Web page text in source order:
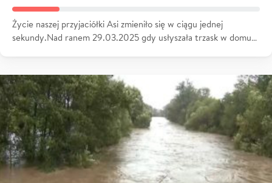
Życie naszej przyjaciółki Asi zmieniło się w ciągu jednej
sekundy.Nad ranem 29.03.2025 gdy usłyszała trzask w domu…